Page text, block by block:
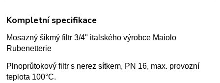
Kompletní specifikace
Mosazný šikmý filtr 3/4" italského výrobce Maiolo
Rubenetterie
Plnoprůtokový filtr s nerez sítkem, PN 16, max. provozní
teplota 100°C.